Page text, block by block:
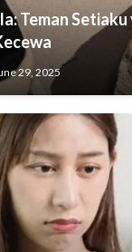
Teman Setiaku
29, 2025